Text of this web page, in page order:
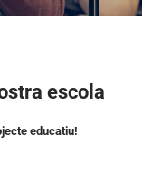
escola
educatiu!